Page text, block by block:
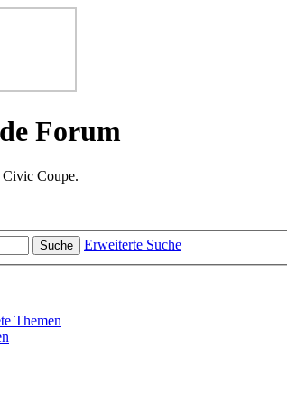
Forum
Coupe.
Suche Erweiterte Suche
Themen